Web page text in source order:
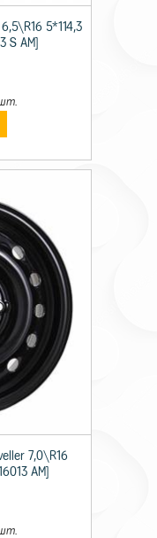
5*114,3
S AM]
7,0\R16
AM]